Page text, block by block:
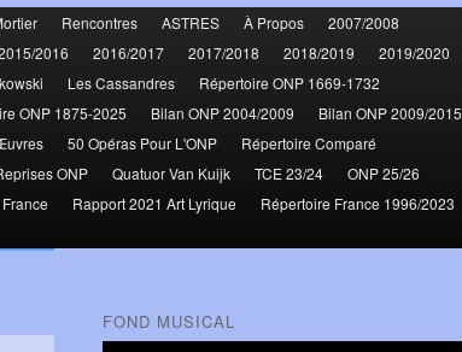
Rencontres ASTRES À Propos
2007/2008
2016 2016/2017 2017/2018 2018/2019
2019/2020
Les Cassandres
Répertoire ONP 1669-1732
ONP 1875-2025 Bilan ONP 2004/2009
Bilan ONP 2009/2015
50 Opéras Pour L'ONP
Répertoire Comparé
ONP Quatuor Van Kuijk TCE 23/24
ONP 25/26
Rapport 2021 Art Lyrique
Répertoire France 1996/2023
FOND MUSICAL